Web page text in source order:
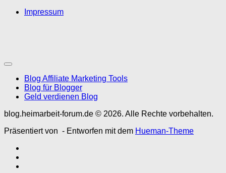
Impressum
Blog Affiliate Marketing Tools
Blog für Blogger
Geld verdienen Blog
blog.heimarbeit-forum.de © 2026. Alle Rechte vorbehalten.
Präsentiert von - Entworfen mit dem Hueman-Theme